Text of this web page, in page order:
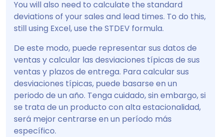
You will also need to calculate the standard
deviations of your sales and lead times. To do this,
still using Excel, use the STDEV formula.
De este modo, puede representar sus datos de
ventas y calcular las desviaciones típicas de sus
ventas y plazos de entrega. Para calcular sus
desviaciones típicas, puede basarse en un
periodo de un año. Tenga cuidado, sin embargo, si
se trata de un producto con alta estacionalidad,
será mejor centrarse en un período más
específico.